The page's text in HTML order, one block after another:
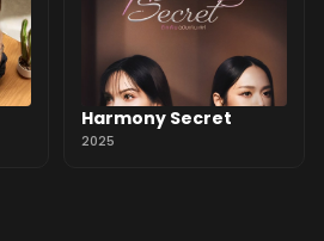
Harmony Secret
2025